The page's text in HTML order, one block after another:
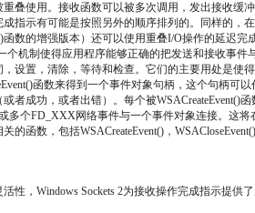
叠使用。接收函数可以被多次调用，发出接收
指示有可能是按照另外的顺序排列的。同样的，
函数的增强版本）还可以使用重叠I/O操作的延迟完
机制使得应用程序能够正确的把发送和接收事件
设置，清除，等待和检查。它们的主要用处是使
函数来得到一个事件对象句柄，这个句柄可
者成功，或者出错）。每个被WSACreateEvent()
多个FD_XXX网络事件与一个事件对象连接。这将
的函数，包括WSACreateEvent()，
性，Windows Sockets 2为接收操作完成指示提